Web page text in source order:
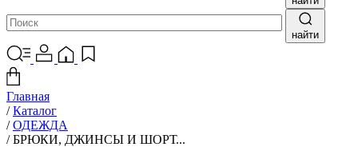
найти
Главная
/ Каталог
/ ОДЕЖДА
/ БРЮКИ, ДЖИНСЫ И ШОРТ...